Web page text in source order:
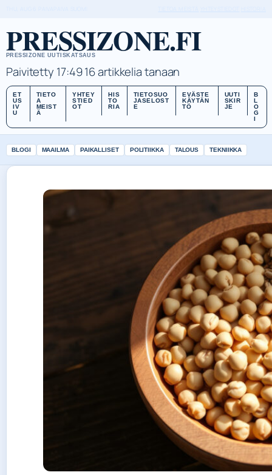
PRESSIZONE.FI
PRESSIZONE UUTISKATSAUS
Paivitetty 17:4916 artikkelia tanaan
ET
US
IV
U
TIETO
A
MEIST
Ä
YHTEY
STIED
OT
HIS
TO
RIA
TIETOSUO
JASELOST
E
EVÄSTE
KÄYTÄN
TÖ
UUTI
SKIR
JE
B
L
O
G
I
BLOGI MAAILMA PAIKALLISET POLITIIKKA TALOUS TEKNIIKKA